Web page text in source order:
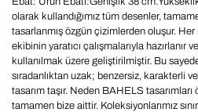
olarak kullandığımız tüm desenler,
tasarlanmış özgün çizimlerden oluşur.
ekibinin yaratıcı çalışmalarıyla hazırlanır
kullanılmak üzere geliştirilmiştir. Bu
sıradanlıktan uzak; benzersiz, karakterli
tasarım taşır. Neden BAHELS
tamamen bize aittir. Koleksiyonlarımız